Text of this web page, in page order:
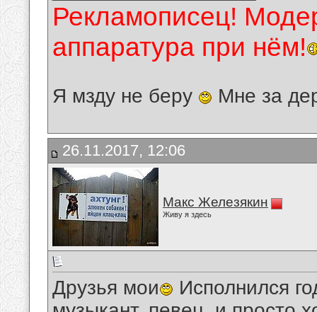
Рекламописец!
аппаратура при нём!
Я мзду не беру Мне за
26.11.2017, 12:06
Макс Железякин
Живу я здесь
Друзья мои
Исполнился